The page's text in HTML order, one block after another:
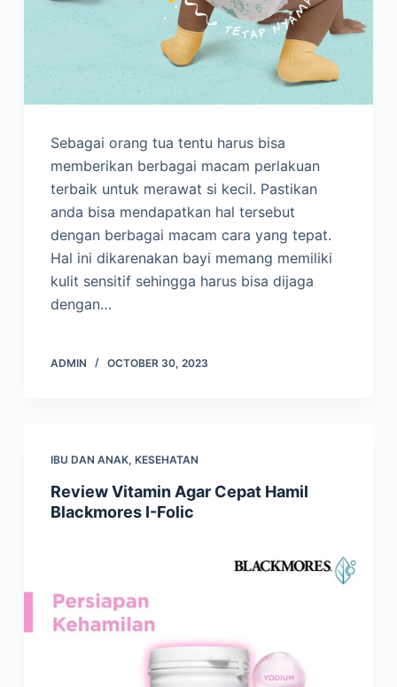
Sebagai orang tua tentu harus bisa
memberikan berbagai macam perlakuan
terbaik untuk merawat si kecil. Pastikan
anda bisa mendapatkan hal tersebut
dengan berbagai macam cara yang tepat.
Hal ini dikarenakan bayi memang memiliki
kulit sensitif sehingga harus bisa dijaga
dengan…
ADMIN OCTOBER 30, 2023
IBU DAN ANAK, KESEHATAN
Review Vitamin Agar Cepat Hamil
Blackmores I-Folic